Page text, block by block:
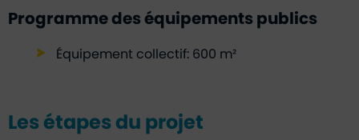
Programme des équipements publics
Équipement collectif: 600 m²
Les étapes du projet